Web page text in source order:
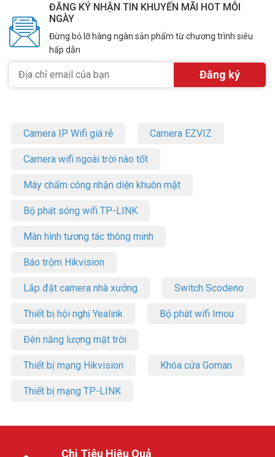
ĐĂNG KÝ NHẬN TIN KHUYẾN MÃI HOT MỖI
NGÀY
Đừng bỏ lỡ hàng ngàn sản phẩm từ chương trình siêu
hấp dẫn
Camera IP Wifi giá rẻ Camera EZVIZ
Camera wifi ngoài trời nào tốt
Máy chấm công nhận diện khuôn mặt
Bộ phát sóng wifi TP-LINK
Màn hình tương tác thông minh
Báo trộm Hikvision
Lắp đặt camera nhà xưởng Switch Scodeno
Thiết bị hội nghị Yealink Bộ phát wifi Imou
Đèn năng lượng mặt trời
Thiết bị mạng Hikvision Khóa cửa Goman
Thiết bị mạng TP-LINK
Chi Tiêu Hiệu Quả